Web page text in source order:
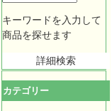
キーワードを入力して
商品を探せます
詳細検索
カテゴリー